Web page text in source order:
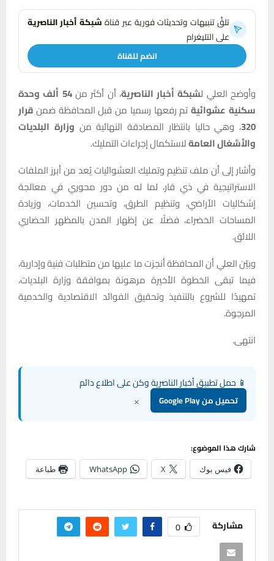
تلقَّ تنبيهات وتحديثات فورية عبر قناةشبكة أخبار الناصرية
على التليغرام
انضم للقناة
وأوضح العلي لشبكة أخبار الناصرية، أن أكثر من
54 ألف وحدة
سكنية عشوائيةتم رفعها رسميا من قبل المحافظة ضمنقرار
320، وهي حاليا بانتظار المصادقة النهائية من وزارة البلديات
والأشغال العامةلاستكمال إجراءات التمليك.
وأشار إلى أن ملف تنظيم وتمليك العشوائيات يُعد من أبرز الملفات
الاستراتيجية في ذي قار، لما له من دور محوري في معالجة
إشكاليات الأراضي، وتنظيم الطرق، وتحسين الخدمات، وزيادة
المساحات الخضراء، فضلًا عن إظهار المدن بالمظهر الحضاري
اللائق.
وبيّن العلي أن المحافظة أنجزت ما عليها من متطلبات فنية وإدارية،
فيما تبقى الخطوة الأخيرة مرهونة بموافقة وزارة البلديات،
تمهيدًا للشروع بالتنفيذ وتحقيق الفوائد الاقتصادية والخدمية
المرجوة.
انتهى.
📱 حمل تطبيق أخبار الناصرية وكن على اطلاع دائم
تحميل من Google Play ×
شارك هذا الموضوع:
فيس بوك X
WhatsApp طباعة
مشاركة 0